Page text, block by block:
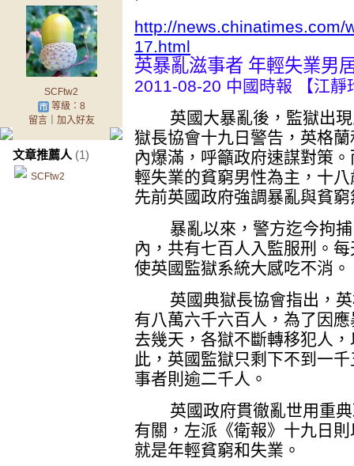
SCFtw2
等級：8
留言｜ 加入好友
文章推薦人 (1)
SCFtw2
http://news.chinatimes.com/
17.html
英暴亂滋事者 年輕失業男
2011-08-20 中國時報 【江靜
英國大暴亂後，監獄出
獄長協會十九日警告，英格
內爆滿，呼籲政府速謀對策
輕失業的貧窮男性為主，十
先前英國政府強調暴亂與貧
暴亂以來，警方迄今拘捕
內，共有七百人入監服刑。
使英國監獄系統大感吃不消。
英國典獄長協會指出，英
有八萬六千六百人，為了因
去幾天，各獄不斷轉移犯人
此，英國監獄只剩下不到一
事者則逾二千人。
英國政府貫徹亂世用重典
有關，左派《衛報》十九日
就是年輕貧窮和失業。